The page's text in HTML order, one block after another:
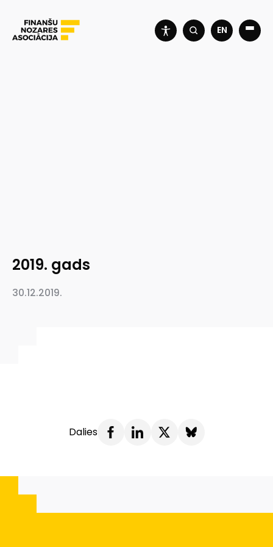
EN
2019. gads
30.12.2019.
Dalies